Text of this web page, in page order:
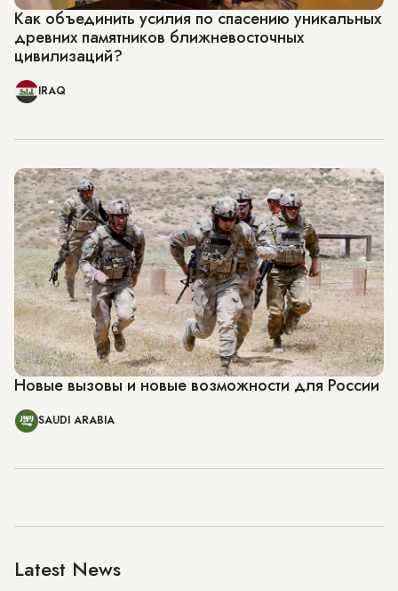
Как объединить усилия по спасению уникальных
древних памятников ближневосточных
цивилизаций?
IRAQ
Новые вызовы и новые возможности для России
SAUDI ARABIA
Latest News